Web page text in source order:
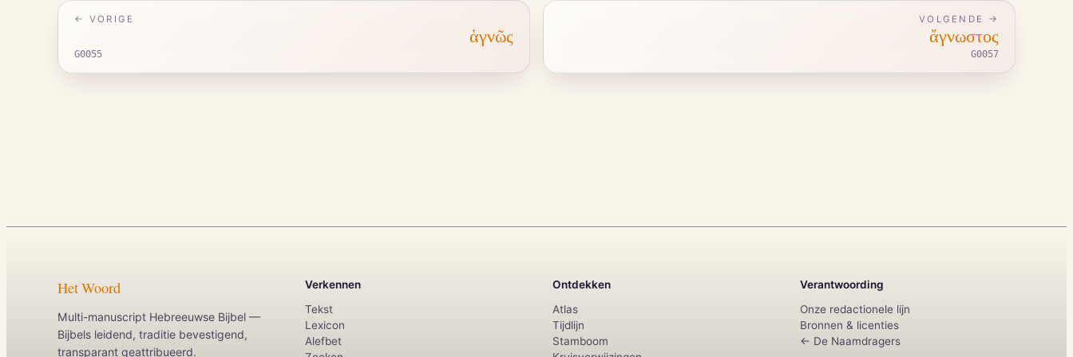
← VORIGE
ἁγνῶς
G0055
VOLGENDE →
ἄγνωστος
G0057
Het Woord
Multi-manuscript Hebreeuwse Bijbel —
Bijbels leidend, traditie bevestigend,
transparant geattribueerd.
Verkennen
Tekst
Lexicon
Alefbet
Ontdekken
Atlas
Tijdlijn
Stamboom
Verantwoording
Onze redactionele lijn
Bronnen & licenties
← De Naamdragers